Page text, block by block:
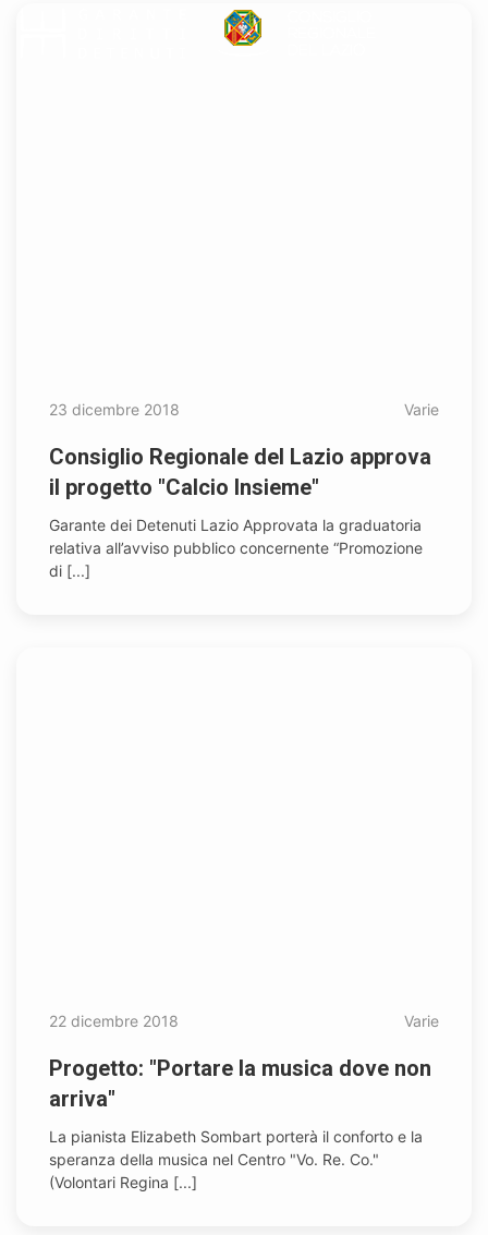
23 dicembre 2018 Varie
Consiglio Regionale del Lazio approva
il progetto "Calcio Insieme"
Garante dei Detenuti Lazio Approvata la graduatoria
relativa all’avviso pubblico concernente “Promozione
di [...]
22 dicembre 2018 Varie
Progetto: "Portare la musica dove non
arriva"
La pianista Elizabeth Sombart porterà il conforto e la
speranza della musica nel Centro "Vo. Re. Co."
(Volontari Regina [...]